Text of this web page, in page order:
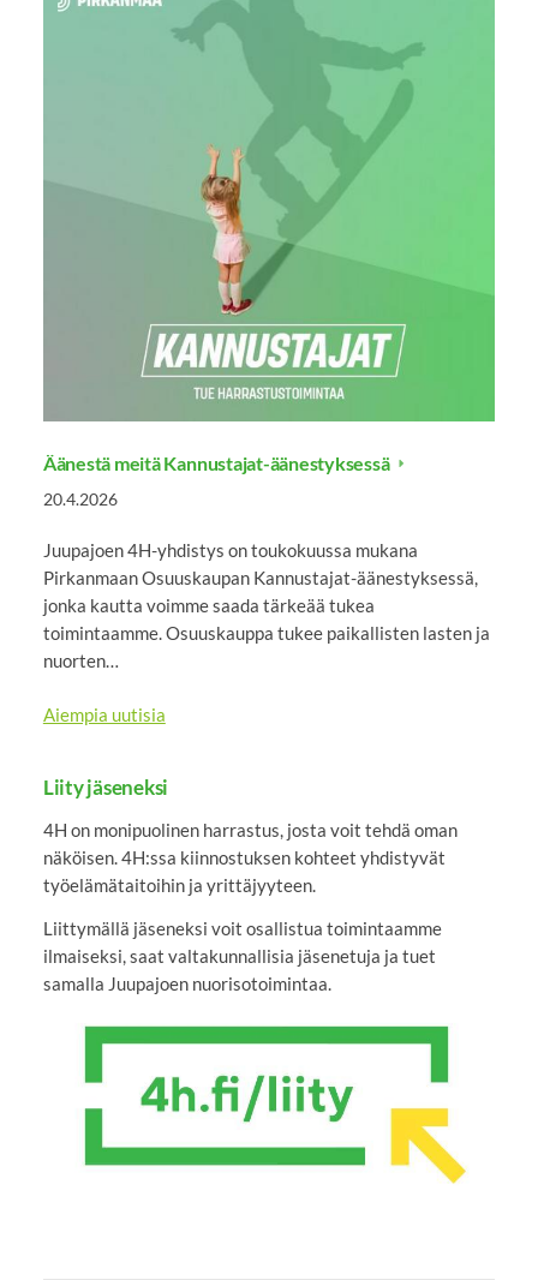
Äänestä meitä Kannustajat-äänestyksessä
20.4.2026
Juupajoen 4H-yhdistys on toukokuussa mukana
Pirkanmaan Osuuskaupan Kannustajat-äänestyksessä,
jonka kautta voimme saada tärkeää tukea
toimintaamme. Osuuskauppa tukee paikallisten lasten ja
nuorten…
Aiempia uutisia
Liity jäseneksi
4H on monipuolinen harrastus, josta voit tehdä oman
näköisen. 4H:ssa kiinnostuksen kohteet yhdistyvät
työelämätaitoihin ja yrittäjyyteen.
Liittymällä jäseneksi voit osallistua toimintaamme
ilmaiseksi, saat valtakunnallisia jäsenetuja ja tuet
samalla Juupajoen nuorisotoimintaa.